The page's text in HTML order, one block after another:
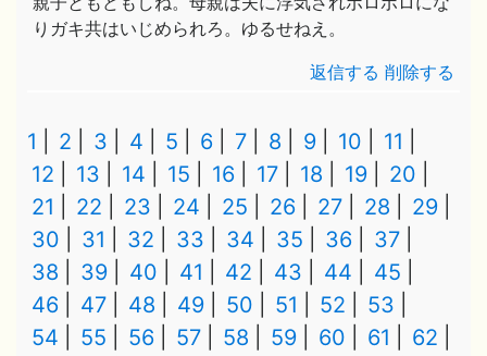
りガキ共はいじめられろ。ゆるせねえ。
返信する 削除する
1 2 3 4 5 6 7 8 9 10
11
12
13 14 15 16 17 18 19
20
21
22 23 24 25 26 27 28
29
30
31 32 33 34 35 36
37
38
39 40 41 42 43 44
45
46
47 48 49 50 51 52
53
54
55 56 57 58 59 60 61
62